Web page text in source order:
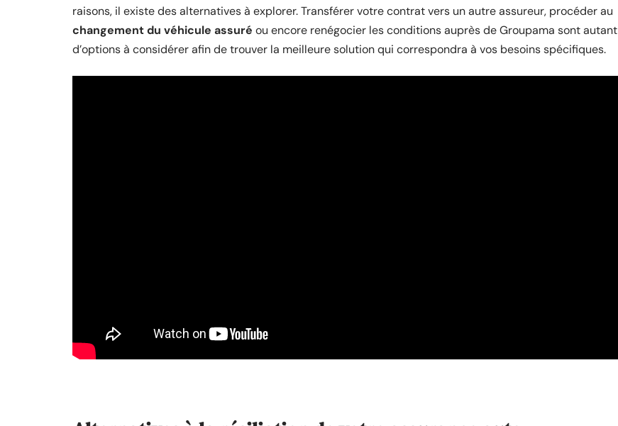
raisons, il existe des alternatives à explorer. Transférer votre contrat vers un autre assureur, procéder au
changement du véhicule assuré ou encore renégocier les conditions auprès de Groupama sont autant
d’options à considérer afin de trouver la meilleure solution qui correspondra à vos besoins spécifiques.